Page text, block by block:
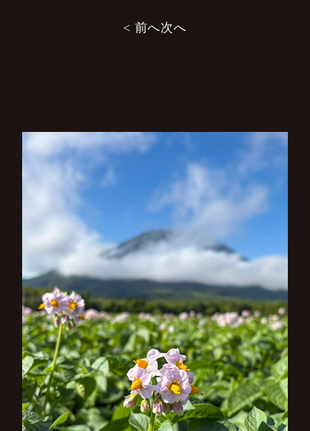
シ
< 前へ次へ